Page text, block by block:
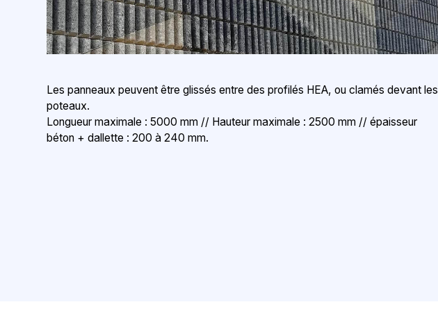
Les panneaux peuvent être glissés entre des profilés HEA, ou clamés devant les
poteaux.
Longueur maximale : 5000 mm // Hauteur maximale : 2500 mm // épaisseur
béton + dallette : 200 à 240 mm.